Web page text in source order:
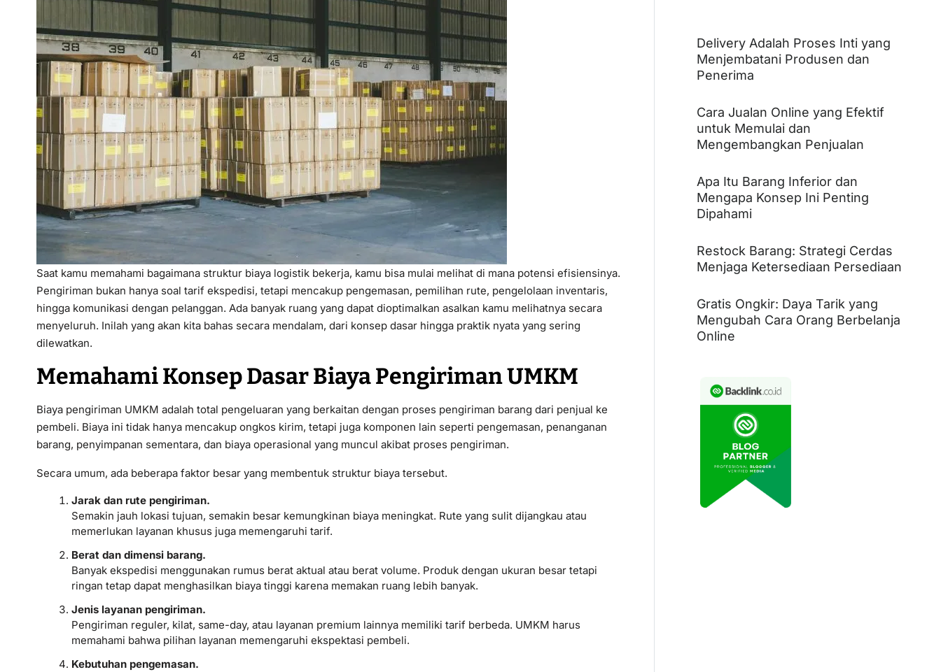
Saat kamu memahami bagaimana struktur biaya logistik bekerja, kamu bisa mulai melihat di mana potensi efisiensinya.
Pengiriman bukan hanya soal tarif ekspedisi, tetapi mencakup pengemasan, pemilihan rute, pengelolaan inventaris,
hingga komunikasi dengan pelanggan. Ada banyak ruang yang dapat dioptimalkan asalkan kamu melihatnya secara
menyeluruh. Inilah yang akan kita bahas secara mendalam, dari konsep dasar hingga praktik nyata yang sering
dilewatkan.
Memahami Konsep Dasar Biaya Pengiriman UMKM
Biaya pengiriman UMKM adalah total pengeluaran yang berkaitan dengan proses pengiriman barang dari penjual ke
pembeli. Biaya ini tidak hanya mencakup ongkos kirim, tetapi juga komponen lain seperti pengemasan, penanganan
barang, penyimpanan sementara, dan biaya operasional yang muncul akibat proses pengiriman.
Secara umum, ada beberapa faktor besar yang membentuk struktur biaya tersebut.
Jarak dan rute pengiriman.
Semakin jauh lokasi tujuan, semakin besar kemungkinan biaya meningkat. Rute yang sulit dijangkau atau
memerlukan layanan khusus juga memengaruhi tarif.
Berat dan dimensi barang.
Banyak ekspedisi menggunakan rumus berat aktual atau berat volume. Produk dengan ukuran besar tetapi
ringan tetap dapat menghasilkan biaya tinggi karena memakan ruang lebih banyak.
Jenis layanan pengiriman.
Pengiriman reguler, kilat, same-day, atau layanan premium lainnya memiliki tarif berbeda. UMKM harus
memahami bahwa pilihan layanan memengaruhi ekspektasi pembeli.
Kebutuhan pengemasan.
Delivery Adalah Proses Inti yang
Menjembatani Produsen dan
Penerima
Cara Jualan Online yang Efektif
untuk Memulai dan
Mengembangkan Penjualan
Apa Itu Barang Inferior dan
Mengapa Konsep Ini Penting
Dipahami
Restock Barang: Strategi Cerdas
Menjaga Ketersediaan Persediaan
Gratis Ongkir: Daya Tarik yang
Mengubah Cara Orang Berbelanja
Online